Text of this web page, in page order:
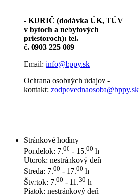
- KURIČ (dodávka ÚK, TÚV
v bytoch a nebytových
priestoroch): tel.
č. 0903 225 089
Email: info@bppy.sk
Ochrana osobných údajov -
kontakt: zodpovednaosoba@bppy.sk
Stránkové hodiny
Pondelok: 7.00 - 15.00 h
Utorok: nestránkový deň
Streda: 7.00 - 17.00 h
Štvrtok: 7.00 - 11.30 h
Piatok: nestránkový deň